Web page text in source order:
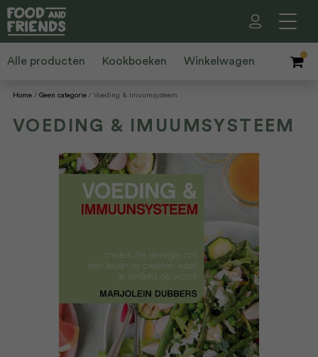
Alle producten Kookboeken Winkelwagen
Home Geen categorie Voeding & Imuumsysteem
VOEDING & IMUUMSYSTEEM